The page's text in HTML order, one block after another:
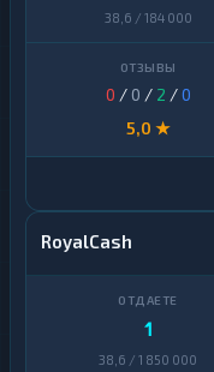
38,6 / 184 000
0 / 0 / 2 /0
5,0 ★
RoyalCash
1
38,6 / 1 850 000